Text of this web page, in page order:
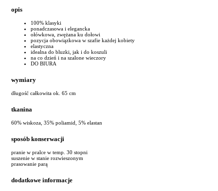
opis
100% klasyki
ponadczasowa i elegancka
ołówkowa, zwężana ku dołowi
pozycja obowiązkowa w szafie każdej kobiety
elastyczna
idealna do bluzki, jak i do koszuli
na co dzień i na szalone wieczory
DO BIURA
wymiary
długość całkowita ok. 65 cm
tkanina
60% wiskoza, 35% poliamid, 5% elastan
sposób konserwacji
pranie w pralce w temp. 30 stopni
suszenie w stanie rozwieszonym
prasowanie parą
dodatkowe informacje